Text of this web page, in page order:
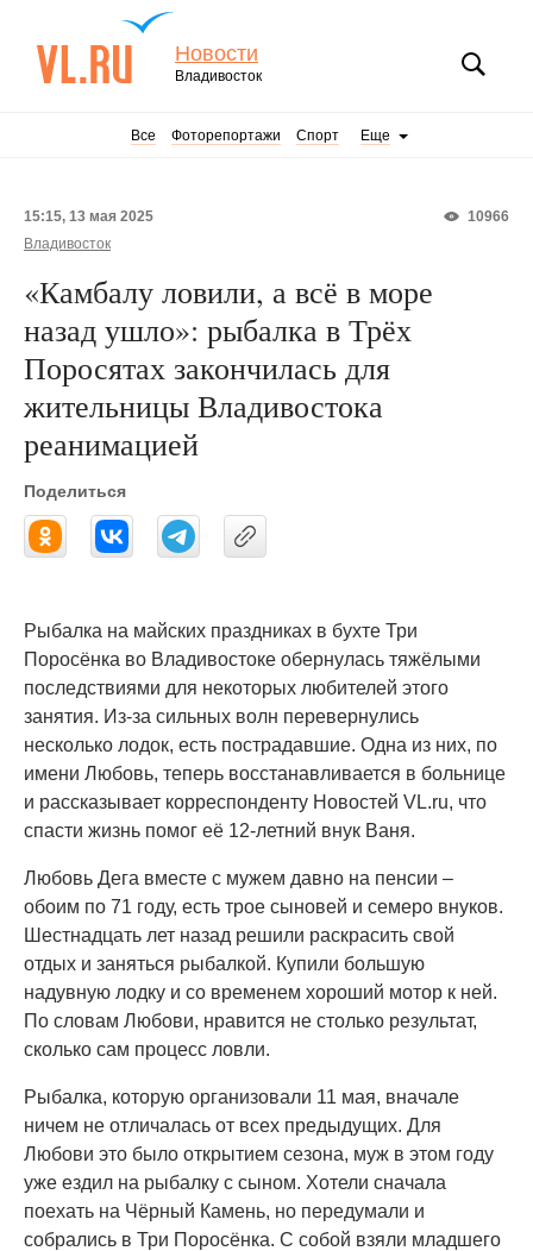
Новости
Владивосток
Все Фоторепортажи Спорт Еще
10966
15:15, 13 мая 2025
Владивосток
«Камбалу ловили, а всё в море
назад ушло»: рыбалка в Трёх
Поросятах закончилась для
жительницы Владивостока
реанимацией
Поделиться
Рыбалка на майских праздниках в бухте Три
Поросёнка во Владивостоке обернулась тяжёлыми
последствиями для некоторых любителей этого
занятия. Из-за сильных волн перевернулись
несколько лодок, есть пострадавшие. Одна из них, по
имени Любовь, теперь восстанавливается в больнице
и рассказывает корреспонденту Новостей VL.ru, что
спасти жизнь помог её 12-летний внук Ваня.
Любовь Дега вместе с мужем давно на пенсии –
обоим по 71 году, есть трое сыновей и семеро внуков.
Шестнадцать лет назад решили раскрасить свой
отдых и заняться рыбалкой. Купили большую
надувную лодку и со временем хороший мотор к ней.
По словам Любови, нравится не столько результат,
сколько сам процесс ловли.
Рыбалка, которую организовали 11 мая, вначале
ничем не отличалась от всех предыдущих. Для
Любови это было открытием сезона, муж в этом году
уже ездил на рыбалку с сыном. Хотели сначала
поехать на Чёрный Камень, но передумали и
собрались в Три Поросёнка. С собой взяли младшего